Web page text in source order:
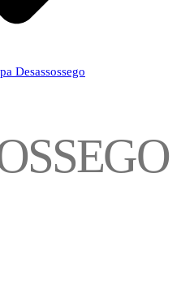
Desassossego